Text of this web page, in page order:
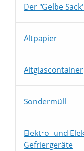
Der "Gelbe
Altpapier
Altglascontainer
Sondermüll
Elektro- und
Gefriergeräte